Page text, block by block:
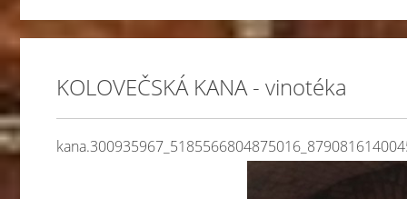
KOLOVEČSKÁ KANA - vinotéka